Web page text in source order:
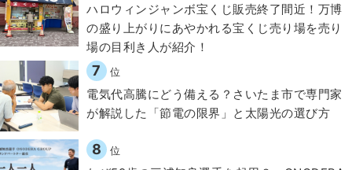
ハロウィンジャンボ宝くじ販売終了間近！万博
の盛り上がりにあやかれる宝くじ売り場を売り
場の目利き人が紹介！
7 位
電気代高騰にどう備える？さいたま市で専門家
が解説した「節電の限界」と太陽光の選び方
8 位